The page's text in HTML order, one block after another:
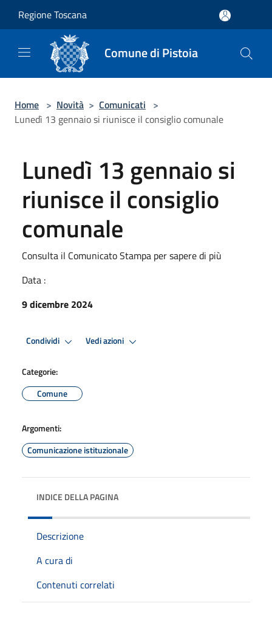
Regione Toscana
Comune di Pistoia
Home > Novità > Comunicati >
Lunedì 13 gennaio si riunisce il consiglio comunale
Lunedì 13 gennaio si
riunisce il consiglio
comunale
Consulta il Comunicato Stampa per sapere di più
Data :
9 dicembre 2024
Condividi Vedi azioni
Categorie:
Comune
Argomenti:
Comunicazione istituzionale
INDICE DELLA PAGINA
Descrizione
A cura di
Contenuti correlati